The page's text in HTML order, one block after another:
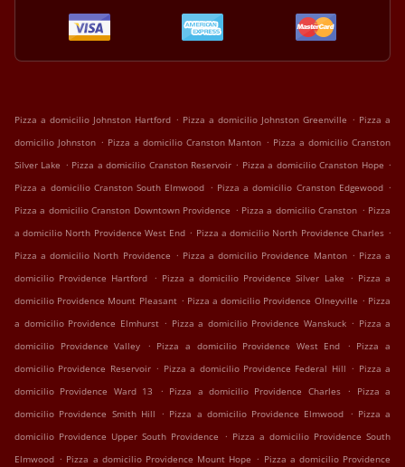
Pizza a domicilio Johnston Hartford . Pizza a domicilio Johnston Greenville . Pizza a
domicilio Johnston . Pizza a domicilio Cranston Manton . Pizza a domicilio Cranston
Silver Lake . Pizza a domicilio Cranston Reservoir . Pizza a domicilio Cranston Hope .
Pizza a domicilio Cranston South Elmwood . Pizza a domicilio Cranston Edgewood .
Pizza a domicilio Cranston Downtown Providence . Pizza a domicilio Cranston . Pizza
a domicilio North Providence West End . Pizza a domicilio North Providence Charles .
Pizza a domicilio North Providence . Pizza a domicilio Providence Manton . Pizza a
domicilio Providence Hartford . Pizza a domicilio Providence Silver Lake . Pizza a
domicilio Providence Mount Pleasant . Pizza a domicilio Providence Olneyville . Pizza
a domicilio Providence Elmhurst . Pizza a domicilio Providence Wanskuck . Pizza a
domicilio Providence Valley
. Pizza a domicilio Providence West End . Pizza a
domicilio Providence Reservoir . Pizza a domicilio Providence Federal Hill . Pizza a
domicilio Providence Ward 13
. Pizza a domicilio Providence Charles .
Pizza a
domicilio Providence Smith Hill . Pizza a domicilio Providence Elmwood . Pizza a
domicilio Providence Upper South Providence . Pizza a domicilio Providence South
Elmwood . Pizza a domicilio Providence Mount Hope . Pizza a domicilio Providence